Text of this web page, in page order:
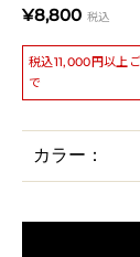
¥8,800 税込
税込11,000円以上
で
カラー：